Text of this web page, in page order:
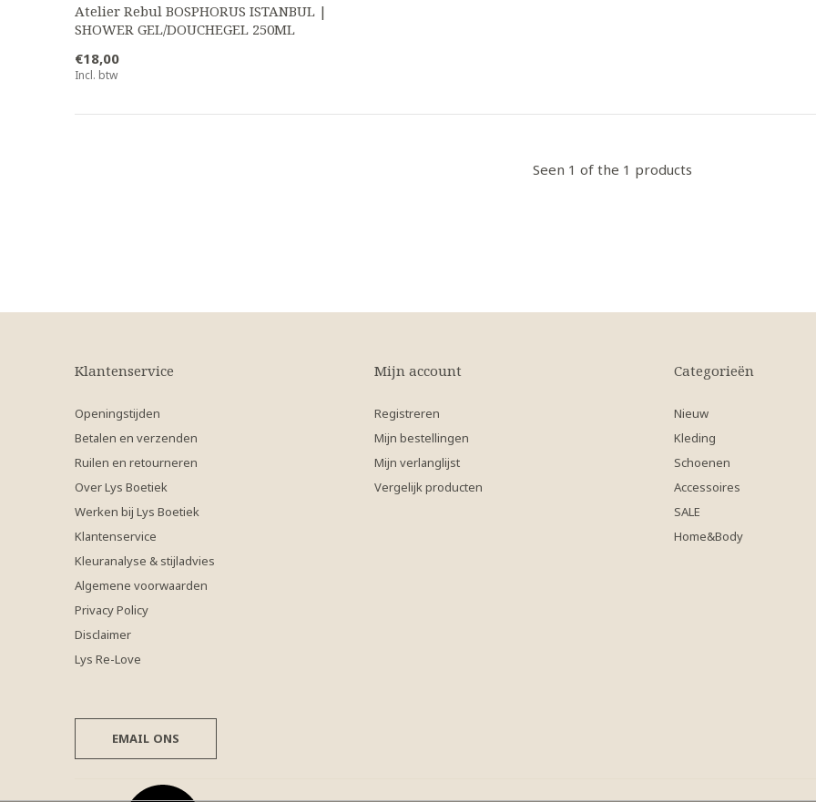
Atelier Rebul BOSPHORUS ISTANBUL |
SHOWER GEL/DOUCHEGEL 250ML
€18,00
Incl. btw
Seen 1 of the 1 products
Klantenservice
Openingstijden
Betalen en verzenden
Ruilen en retourneren
Over Lys Boetiek
Werken bij Lys Boetiek
Klantenservice
Kleuranalyse & stijladvies
Algemene voorwaarden
Privacy Policy
Disclaimer
Lys Re-Love
Mijn account
Registreren
Mijn bestellingen
Mijn verlanglijst
Vergelijk producten
Categorieën
Nieuw
Kleding
Schoenen
Accessoires
SALE
Home&Body
EMAIL ONS